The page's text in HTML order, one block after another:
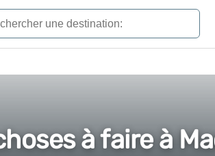
à faire à